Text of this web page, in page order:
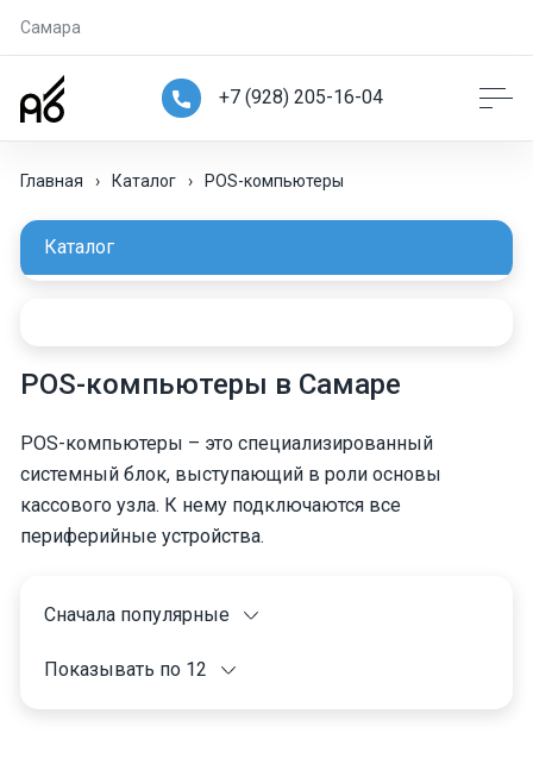
Самара
+7 (928) 205-16-04
Главная › Каталог › POS-компьютеры
Каталог
POS-компьютеры в Самаре
POS-компьютеры – это специализированный
системный блок, выступающий в роли основы
кассового узла. К нему подключаются все
периферийные устройства.
Сначала популярные
Показывать по 12